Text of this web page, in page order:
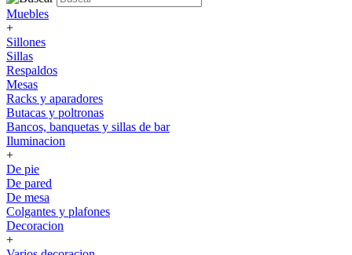
Muebles
+
Sillones
Sillas
Respaldos
Mesas
Racks y aparadores
Butacas y poltronas
Bancos, banquetas y sillas de bar
Iluminacion
+
De pie
De pared
De mesa
Colgantes y plafones
Decoracion
+